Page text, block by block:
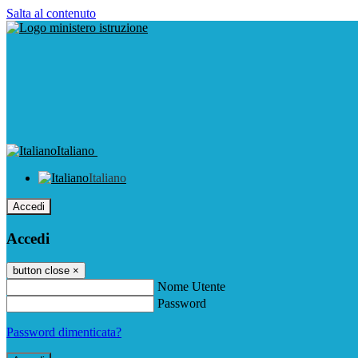
Salta al contenuto
Italiano
Italiano
Accedi
Accedi
button close ×
Nome Utente
Password
Password dimenticata?